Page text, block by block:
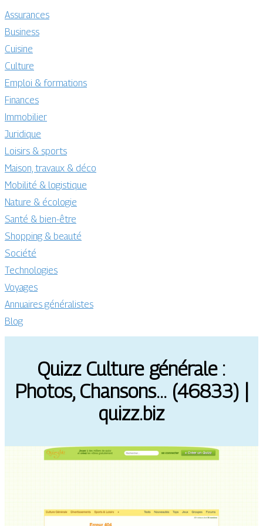
Assurances
Business
Cuisine
Culture
Emploi & formations
Finances
Immobilier
Juridique
Loisirs & sports
Maison, travaux & déco
Mobilité & logistique
Nature & écologie
Santé & bien-être
Shopping & beauté
Société
Technologies
Voyages
Annuaires généralistes
Blog
Quizz Culture générale :
Photos, Chansons… (46833) |
quizz.biz